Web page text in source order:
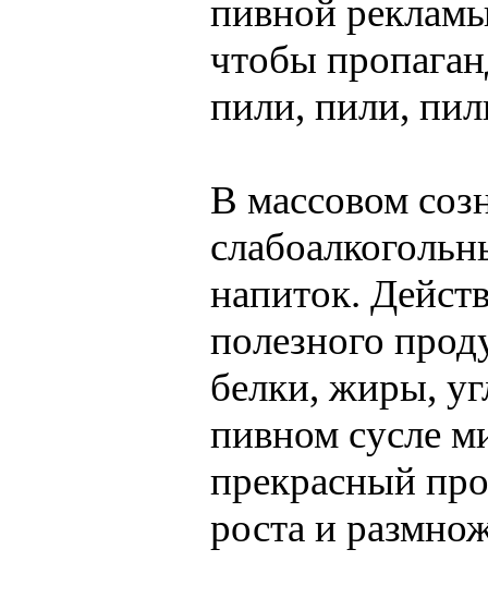
пивной
чтобы
пили, пили,
В массовом
напиток.
полезного
белки, жиры,
пивном сусле
прекрасный
роста и